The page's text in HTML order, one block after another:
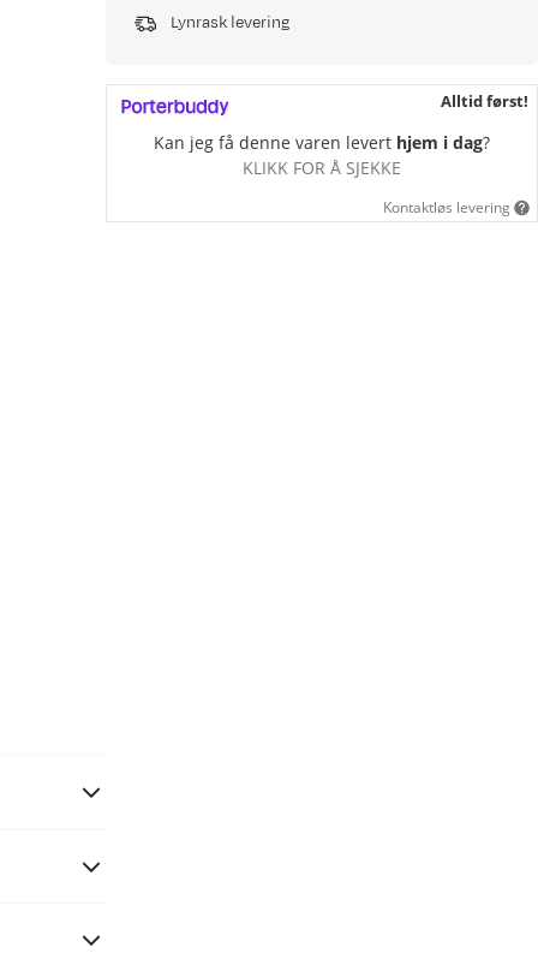
Lynrask levering
Alltid først!
Kan jeg få denne varen levert hjem i dag?
KLIKK FOR Å SJEKKE
Kontaktløs levering